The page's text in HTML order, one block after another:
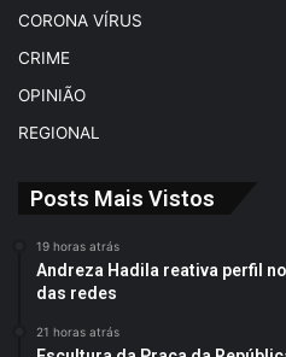
CORONA VÍRUS
CRIME
OPINIÃO
REGIONAL
Posts Mais Vistos
19 horas atrás
Andreza Hadila reativa perfil
das redes
21 horas atrás